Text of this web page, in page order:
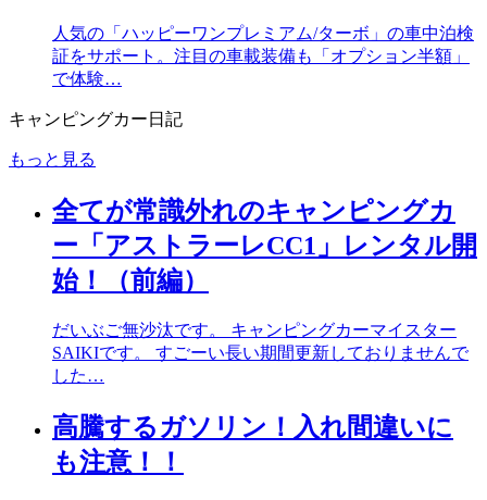
人気の「ハッピーワンプレミアム/ターボ」の車中泊検
証をサポート。注目の車載装備も「オプション半額」
で体験…
キャンピングカー日記
もっと見る
全てが常識外れのキャンピングカ
ー「アストラーレCC1」レンタル開
始！（前編）
だいぶご無沙汰です。 キャンピングカーマイスター
SAIKIです。 すごーい長い期間更新しておりませんで
した…
高騰するガソリン！入れ間違いに
も注意！！